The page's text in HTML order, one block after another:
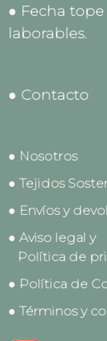
● Fecha tope
laborables.
● Contacto
● Nosotros
● Tejidos
● Envíos y
● Aviso legal y
Política de
● Política de
● Términos y